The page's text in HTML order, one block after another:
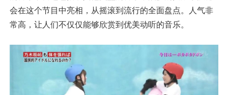
会在这个节目中亮相，从摇滚到流行的全面盘点。人气非
常高，让人们不仅仅能够欣赏到优美动听的音乐。